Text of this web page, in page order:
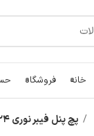
کابل شبکه
خانه فروشگاه
پچ پنل فیبر نوری 24 پورت داپلکس